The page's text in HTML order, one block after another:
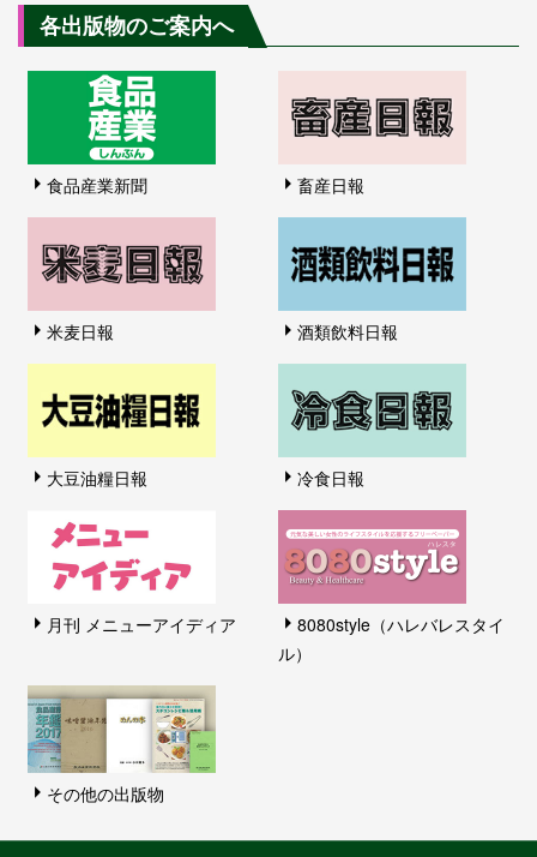
各出版物のご案内へ
食品産業新聞 畜産日報
米麦日報 酒類飲料日報
大豆油糧日報 冷食日報
月刊 メニューアイディア
8080style（ハレバレスタイ
ル）
その他の出版物